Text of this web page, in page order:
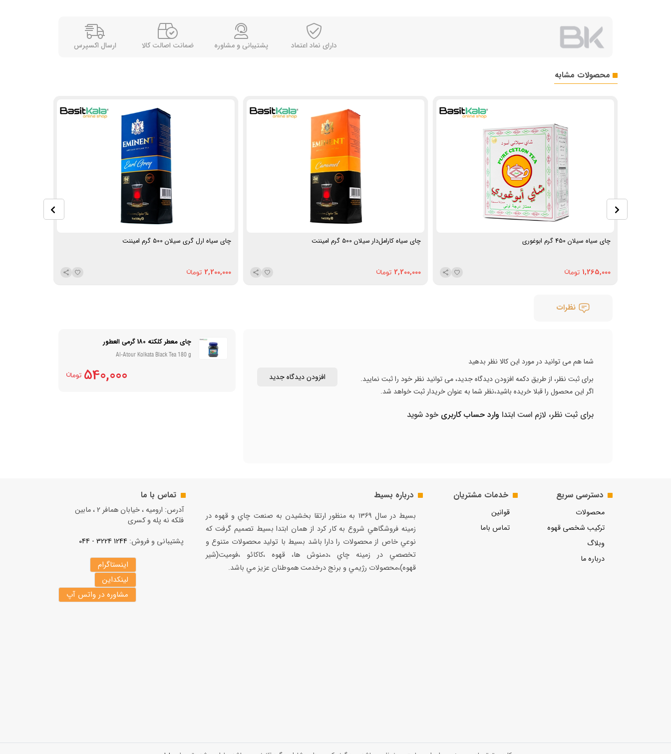
آب جوش اضافه کنید و 5 دقیقه زمان دهید تا دم بکشد؛ سپس
دارای نماد اعتماد پشتیبانی و مشاوره ضمانت اصالت کالا ارسال اکسپرس
محصولات مشابه
چای سیاه سیلان 450 گرم ابوغوری
1,265,000
چای سیاه کارامل‌دار سیلان 500 گرم امیننت
2,200,000
چای سیاه ارل گری سیلان 500 گرم امیننت
2,200,000
نظرات
چای معطر کلکته 180 گرمی العطور
Al-Atour Kolkata Black Tea 180 g
540,000
شما هم می توانید در مورد این کالا نظر بدهید
برای ثبت نظر، از طریق دکمه افزودن دیدگاه جدید، می توانید نظر خود را ثبت نمایید.
اگر این محصول را قبلا خریده باشید،نظر شما به عنوان خریدار ثبت خواهد شد.
افزودن دیدگاه جدید
برای ثبت نظر، لازم است ابتدا وارد حساب کاربری خود شوید
دسترسی سریع
محصولات
ترکیب شخصی قهوه
وبلاگ
درباره ما
خدمات مشتریان
قوانین
تماس باما
درباره بسیط
بسيط در سال ۱۳۶۹ به منظور ارتقا بخشيدن به صنعت چاي و قهوه در
زمينه فروشگاهي شروع به كار كرد از همان ابتدا بسيط تصميم گرفت كه
نوعي خاص از محصولات را دارا باشد بسيط با توليد محصولات متنوع و
تخصصي در زمينه چاي ،دمنوش ها، قهوه ،كاكائو ،فوميت(شير
قهوه)،محصولات رژيمي و برنج درخدمت هموطنان عزيز مي باشد.
تماس با ما
آدرس: ارومیه ، خیابان همافر 2 ، مابين
فلكه نه پله و کسری
پشتیبانی و فروش: 1244 3224 - 044
اینستاگرام
لینکداین
مشاوره در واتس آپ